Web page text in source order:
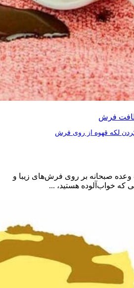
فرش
کردن لکه قهوه از روی فرش
صبحانه بر روی فرش‌های زیبا و
خواب‌آلوده هستید، ...